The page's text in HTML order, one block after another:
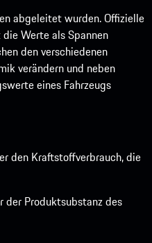
abgeleitet wurden. Offizielle
Werte als Spannen
den verschiedenen
verändern und neben
eines Fahrzeugs
den Kraftstoffverbrauch, die
Produktsubstanz des